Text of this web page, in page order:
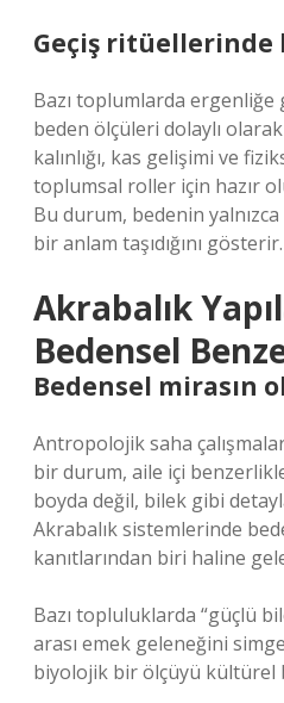
Geçiş ritüellerinde
Bazı toplumlarda
beden ölçüleri dolaylı
kalınlığı, kas gelişimi ve
toplumsal roller için hazır
Bu durum, bedenin
bir anlam taşıdığını gösterir.
Akrabalık
Bedensel
Bedensel mirasın
Antropolojik saha
bir durum, aile içi
boyda değil, bilek gibi
Akrabalık sistemlerinde
kanıtlarından biri haline
Bazı topluluklarda “güçlü
arası emek geleneğini
biyolojik bir ölçüyü kültürel